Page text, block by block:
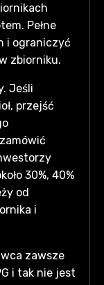
Pełne
i ograniczyć
zbiorniku.
Jeśli
przejść
30%, 40%
od
i
zawsze
i tak nie jest